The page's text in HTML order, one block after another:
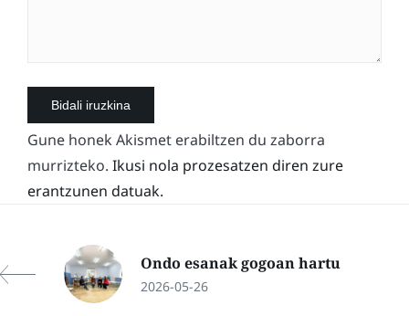
Gune honek Akismet erabiltzen du zaborra
murrizteko. Ikusi nola prozesatzen diren zure
erantzunen datuak.
Ondo esanak gogoan hartu
2026-05-26